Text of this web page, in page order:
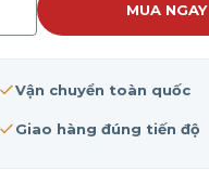
MUA NGAY
Vận chuyển toàn quốc
Giao hàng đúng tiến độ